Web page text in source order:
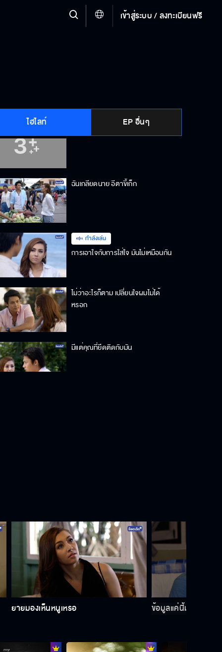
เข้าสู่ระบบ / ลงทะเบียนฟรี
ไฮไลท์ EP อื่นๆ
ก็ฉันบอกแล้วไงว่าไม่ได้ชอบ
ฉันเกลียดนาย อีตาขี้เก็ก
กำลังเล่น
การเอาใจกับการใส่ใจ มันไม่เหมือนกัน
ไม่ว่าอะไรก็ตาม เปลี่ยนใจผมไม่ได้
หรอก
มีแต่คุณที่ยึดติดกับมัน
คุณกับผมผูกพันกันเพราะอะไร
ยายมองเห็นหนูเหรอ ข้อมูลแค่นี้มันหาไม่เ